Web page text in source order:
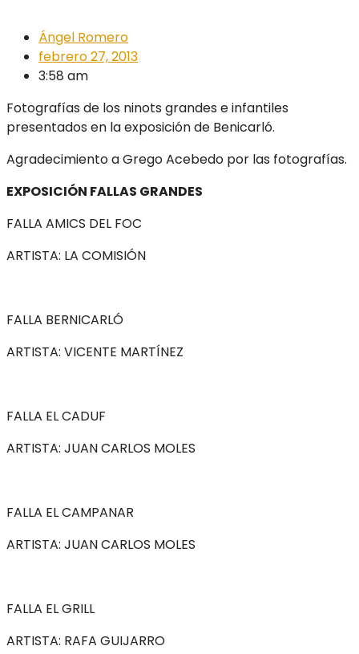
Ángel Romero
febrero 27, 2013
3:58 am
Fotografías de los ninots grandes e infantiles
presentados en la exposición de Benicarló.
Agradecimiento a Grego Acebedo por las fotografías.
EXPOSICIÓN FALLAS GRANDES
FALLA AMICS DEL FOC
ARTISTA: LA COMISIÓN
FALLA BERNICARLÓ
ARTISTA: VICENTE MARTÍNEZ
FALLA EL CADUF
ARTISTA: JUAN CARLOS MOLES
FALLA EL CAMPANAR
ARTISTA: JUAN CARLOS MOLES
FALLA EL GRILL
ARTISTA: RAFA GUIJARRO